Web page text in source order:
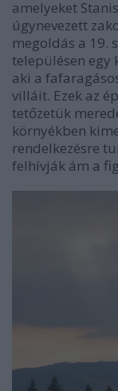
amelyeket
úgynevezett
megoldás a 19.
településen egy
aki a
villáit. Ezek az
tetőzetük
környékben
rendelkezésre
felhívják ám a